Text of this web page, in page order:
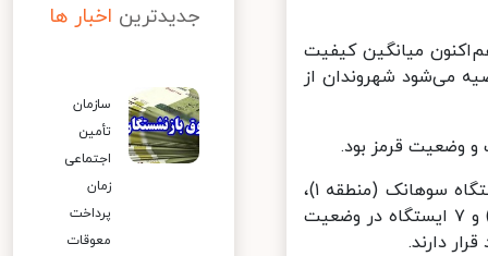
میانگین کیفیت
می‌شود شهروندان از
براساس اطلاعات از ایستگاه‌های سنجش کیفیت هوای شهر تهران، ۳ ایستگاه سوهانک (منطقه ۱)،
گلبرگ (منطقه ۸) و ستاد بحران (منطقه ۷) در وضعیت بنفش(بسیار ناسالم) و ۷ ایستگاه در وضعیت
دارند.
جدیدترین اخبار ها
سازمان
تأمین
اجتماعی
زمان
پرداخت
معوقات